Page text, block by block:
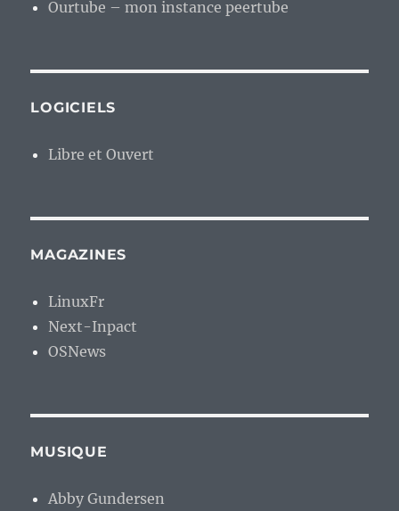
Ourtube – mon instance peertube
LOGICIELS
Libre et Ouvert
MAGAZINES
LinuxFr
Next-Inpact
OSNews
MUSIQUE
Abby Gundersen